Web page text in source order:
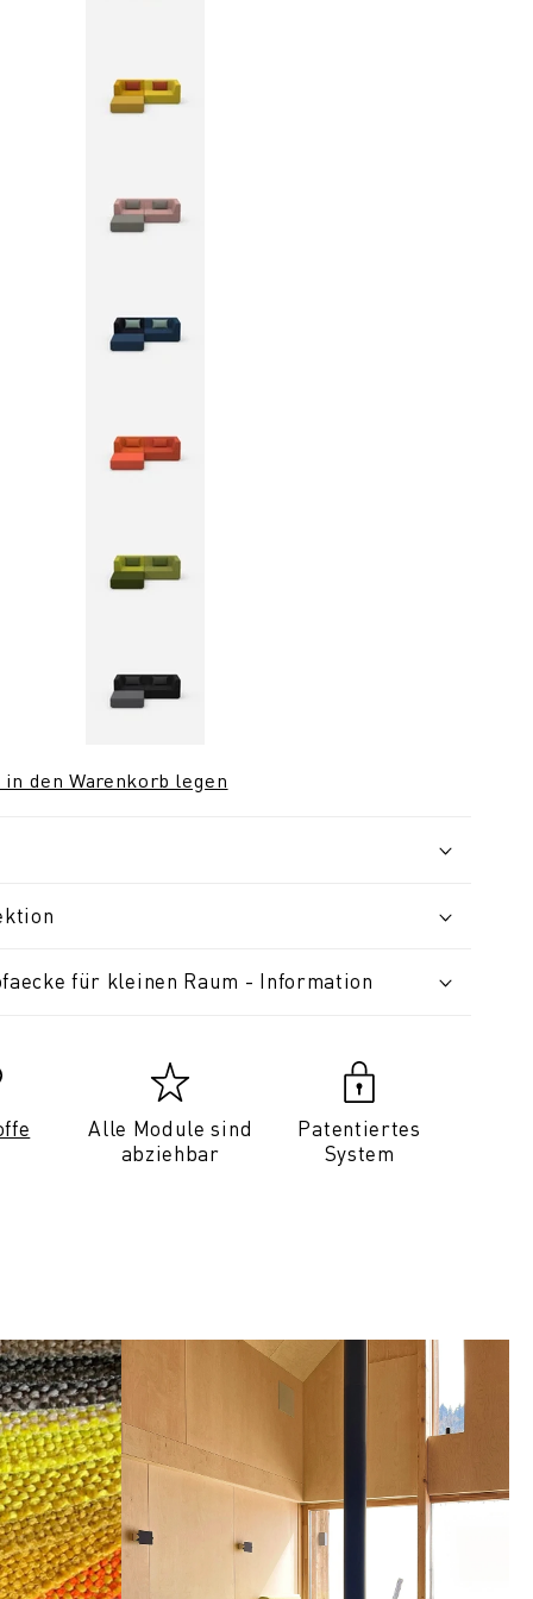
den Warenkorb legen
für kleinen Raum - Information
Alle Module sind
abziehbar
Patentiertes
System